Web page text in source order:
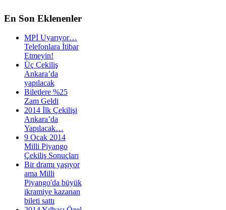
En Son Eklenenler
MPİ Uyarıyor…
Telefonlara İtibar
Etmeyin!
Üç Çekiliş
Ankara’da
yapılacak
Biletlere %25
Zam Geldi
2014 İlk Çekilişi
Ankara’da
Yapılacak…
9 Ocak 2014
Milli Piyango
Çekiliş Sonuçları
Bir dramı yaşıyor
ama Milli
Piyango'da büyük
ikramiye kazanan
bileti sattı